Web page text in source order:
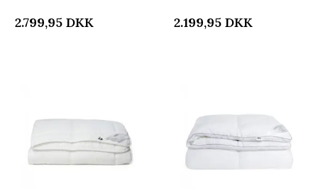
Home dyne
2.799,95 DKK
Home
2.199,95 DKK